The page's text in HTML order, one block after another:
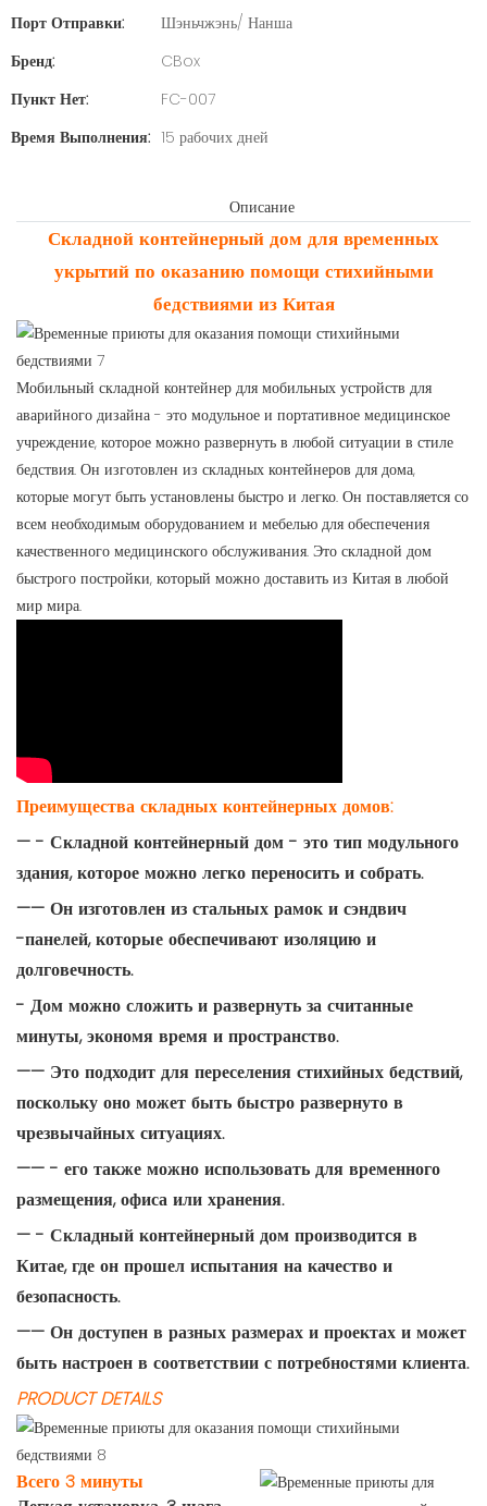
Порт Отправки:
Шэньчжэнь/ Нанша
Бренд:
CBox
Пункт Нет:
FC-007
Время Выполнения: 15 рабочих дней
Описание
Складной контейнерный дом для временных
укрытий по оказанию помощи стихийными
бедствиями из Китая
Мобильный складной контейнер для мобильных устройств для
аварийного дизайна - это модульное и портативное медицинское
учреждение, которое можно развернуть в любой ситуации в стиле
бедствия. Он изготовлен из складных контейнеров для дома,
которые могут быть установлены быстро и легко. Он поставляется со
всем необходимым оборудованием и мебелью для обеспечения
качественного медицинского обслуживания. Это складной дом
быстрого постройки, который можно доставить из Китая в любой
мир мира.
Преимущества складных контейнерных домов:
— - Складной контейнерный дом - это тип модульного
здания, которое можно легко переносить и собрать.
—— Он изготовлен из стальных рамок и сэндвич
-панелей, которые обеспечивают изоляцию и
долговечность.
- Дом можно сложить и развернуть за считанные
минуты, экономя время и пространство.
—— Это подходит для переселения стихийных бедствий,
поскольку оно может быть быстро развернуто в
чрезвычайных ситуациях.
—— - его также можно использовать для временного
размещения, офиса или хранения.
— - Складный контейнерный дом производится в
Китае, где он прошел испытания на качество и
безопасность.
—— Он доступен в разных размерах и проектах и ​​может
быть настроен в соответствии с потребностями клиента.
PRODUCT DETAILS
Всего 3 минуты